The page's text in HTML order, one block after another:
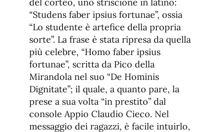
del corteo, uno striscione in latino:
“Studens faber ipsius fortunae”, ossia
“Lo studente è artefice della propria
sorte”. La frase è stata ripresa da quella
più celebre, “Homo faber ipsius
fortunae”, scritta da Pico della
Mirandola nel suo “De Hominis
Dignitate”; il quale, a quanto pare, la
prese a sua volta “in prestito” dal
console Appio Claudio Cieco. Nel
messaggio dei ragazzi, è facile intuirlo,